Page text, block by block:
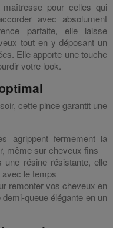
pour celles qui
avec absolument
parfaite, elle laisse
tout en y déposant un
Elle apporte une touche
votre look.
cette pince garantit une
agrippent fermement la
même sur cheveux fins
une résine résistante, elle
le temps
remonter vos cheveux en
queue élégante en un